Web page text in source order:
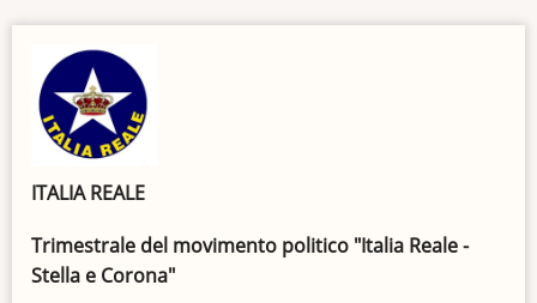
ITALIA REALE
Trimestrale del movimento politico "Italia Reale -
Stella e Corona"